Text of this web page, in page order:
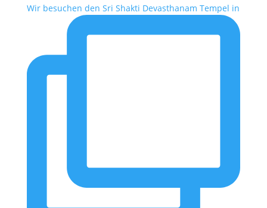
Wir besuchen den Sri Shakti Devasthanam Tempel in